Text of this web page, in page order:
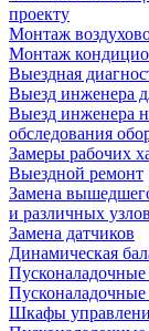
проекту
Монтаж
Монтаж
Выездная
Выезд инженера
Выезд инженера
обследования
Замеры рабочих
Выездной ремонт
Замена
и различных узлов
Замена датчиков
Динамическая
Шкафы